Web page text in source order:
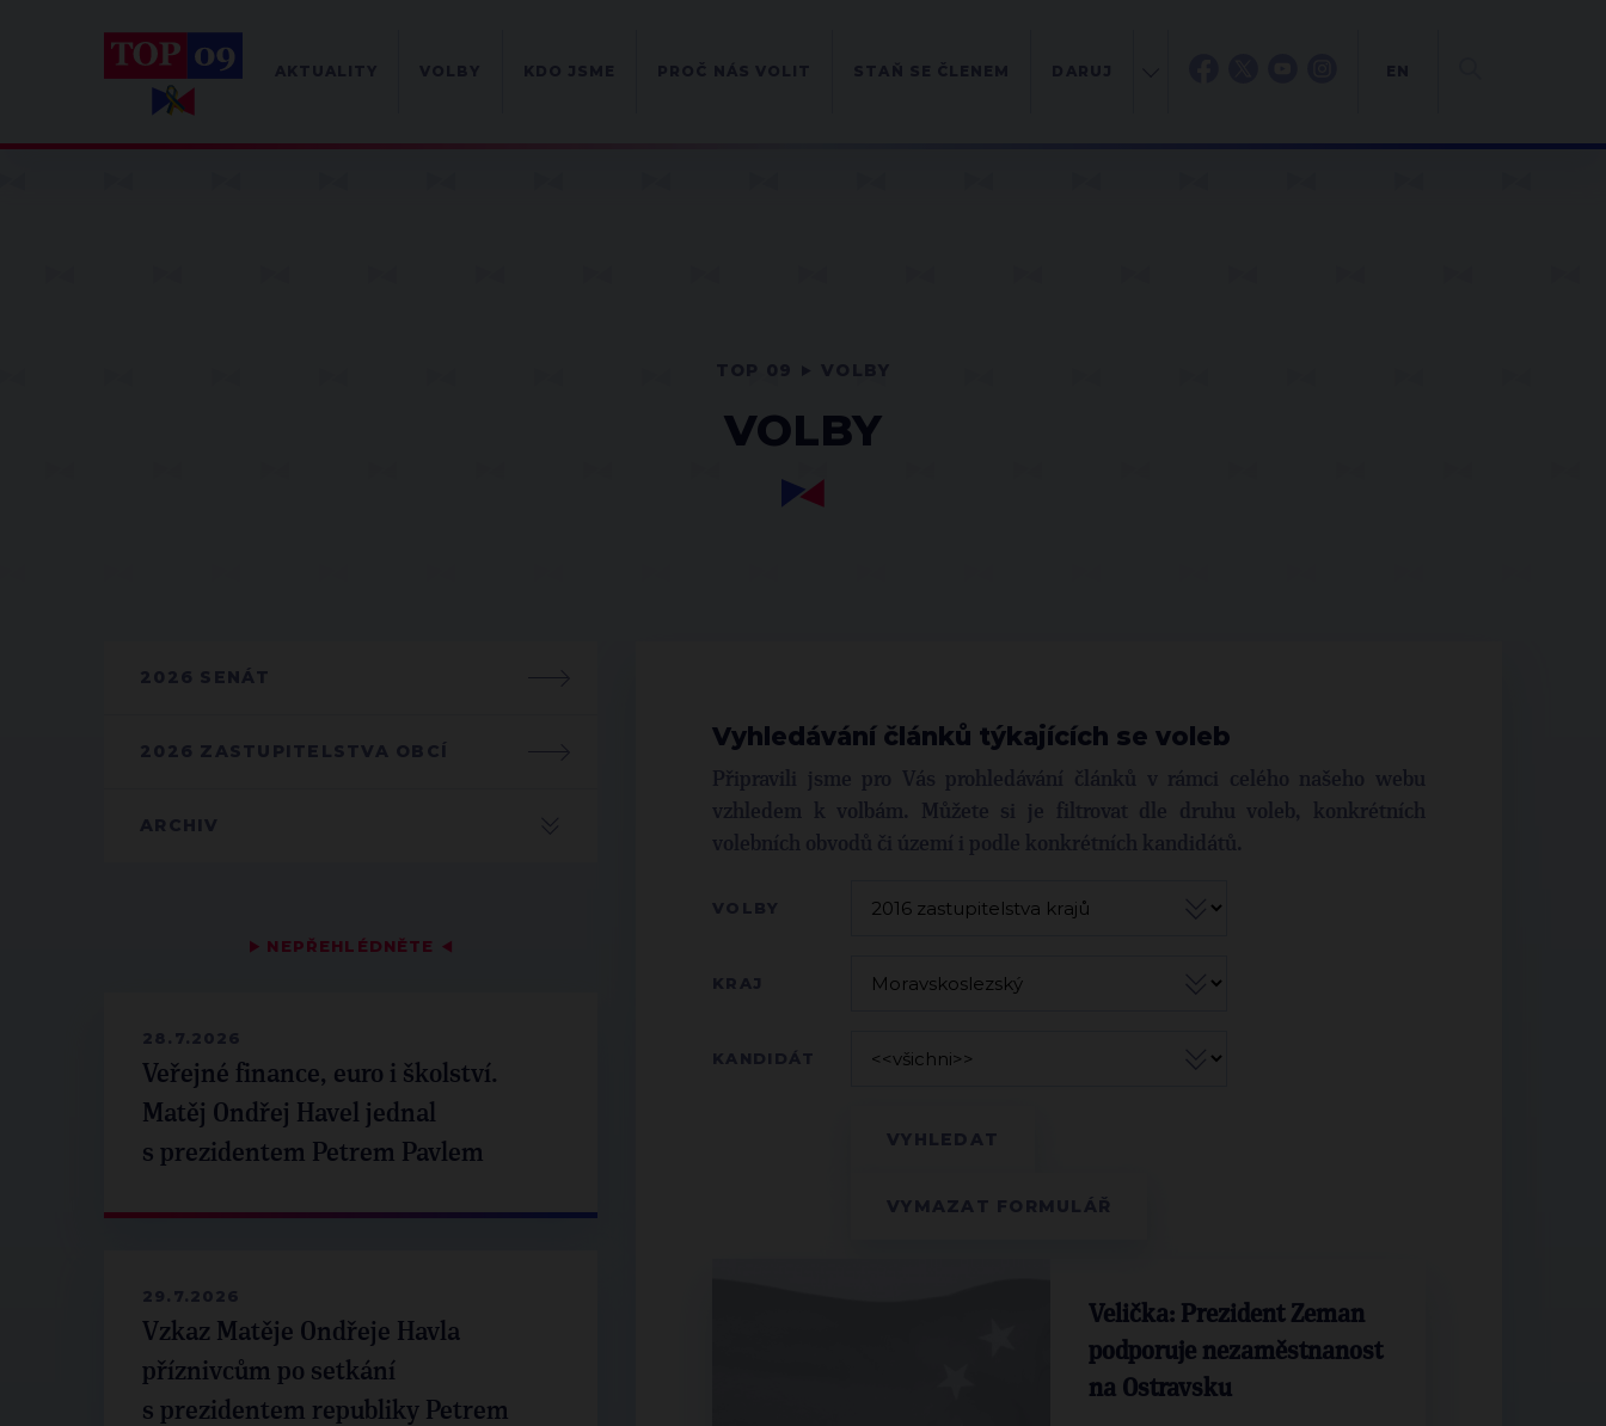
VOLBY
2026 SENÁT
2026 ZASTUPITELSTVA OBCÍ
ARCHIV
▶ NEPŘEHLÉDNĚTE ◀
28.7.2026
Veřejné finance, euro i školství.
Matěj Ondřej Havel jednal
s prezidentem Petrem Pavlem
29.7.2026
Vzkaz Matěje Ondřeje Havla
příznivcům po setkání
s prezidentem republiky Petrem
Vyhledávání článků týkajících se voleb
Připravili jsme pro Vás prohledávání článků v rámci celého našeho webu
vzhledem k volbám. Můžete si je filtrovat dle druhu voleb, konkrétních
volebních obvodů či území i podle konkrétních kandidátů.
VOLBY
KRAJ
KANDIDÁT
Velička: Prezident Zeman
podporuje nezaměstnanost
na Ostravsku